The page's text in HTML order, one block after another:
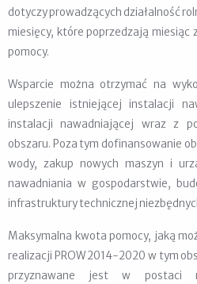
dotyczy prowadzących działalność
miesięcy, które poprzedzają miesiąc
pomocy.
Wsparcie można otrzymać na
ulepszenie istniejącej instalacji
instalacji nawadniającej wraz z
obszaru. Poza tym dofinansowanie
wody, zakup nowych maszyn i
nawadniania w gospodarstwie,
infrastruktury technicznej
Maksymalna kwota pomocy, jaką
realizacji PROW 2014-2020 w tym
przyznawane jest w postaci